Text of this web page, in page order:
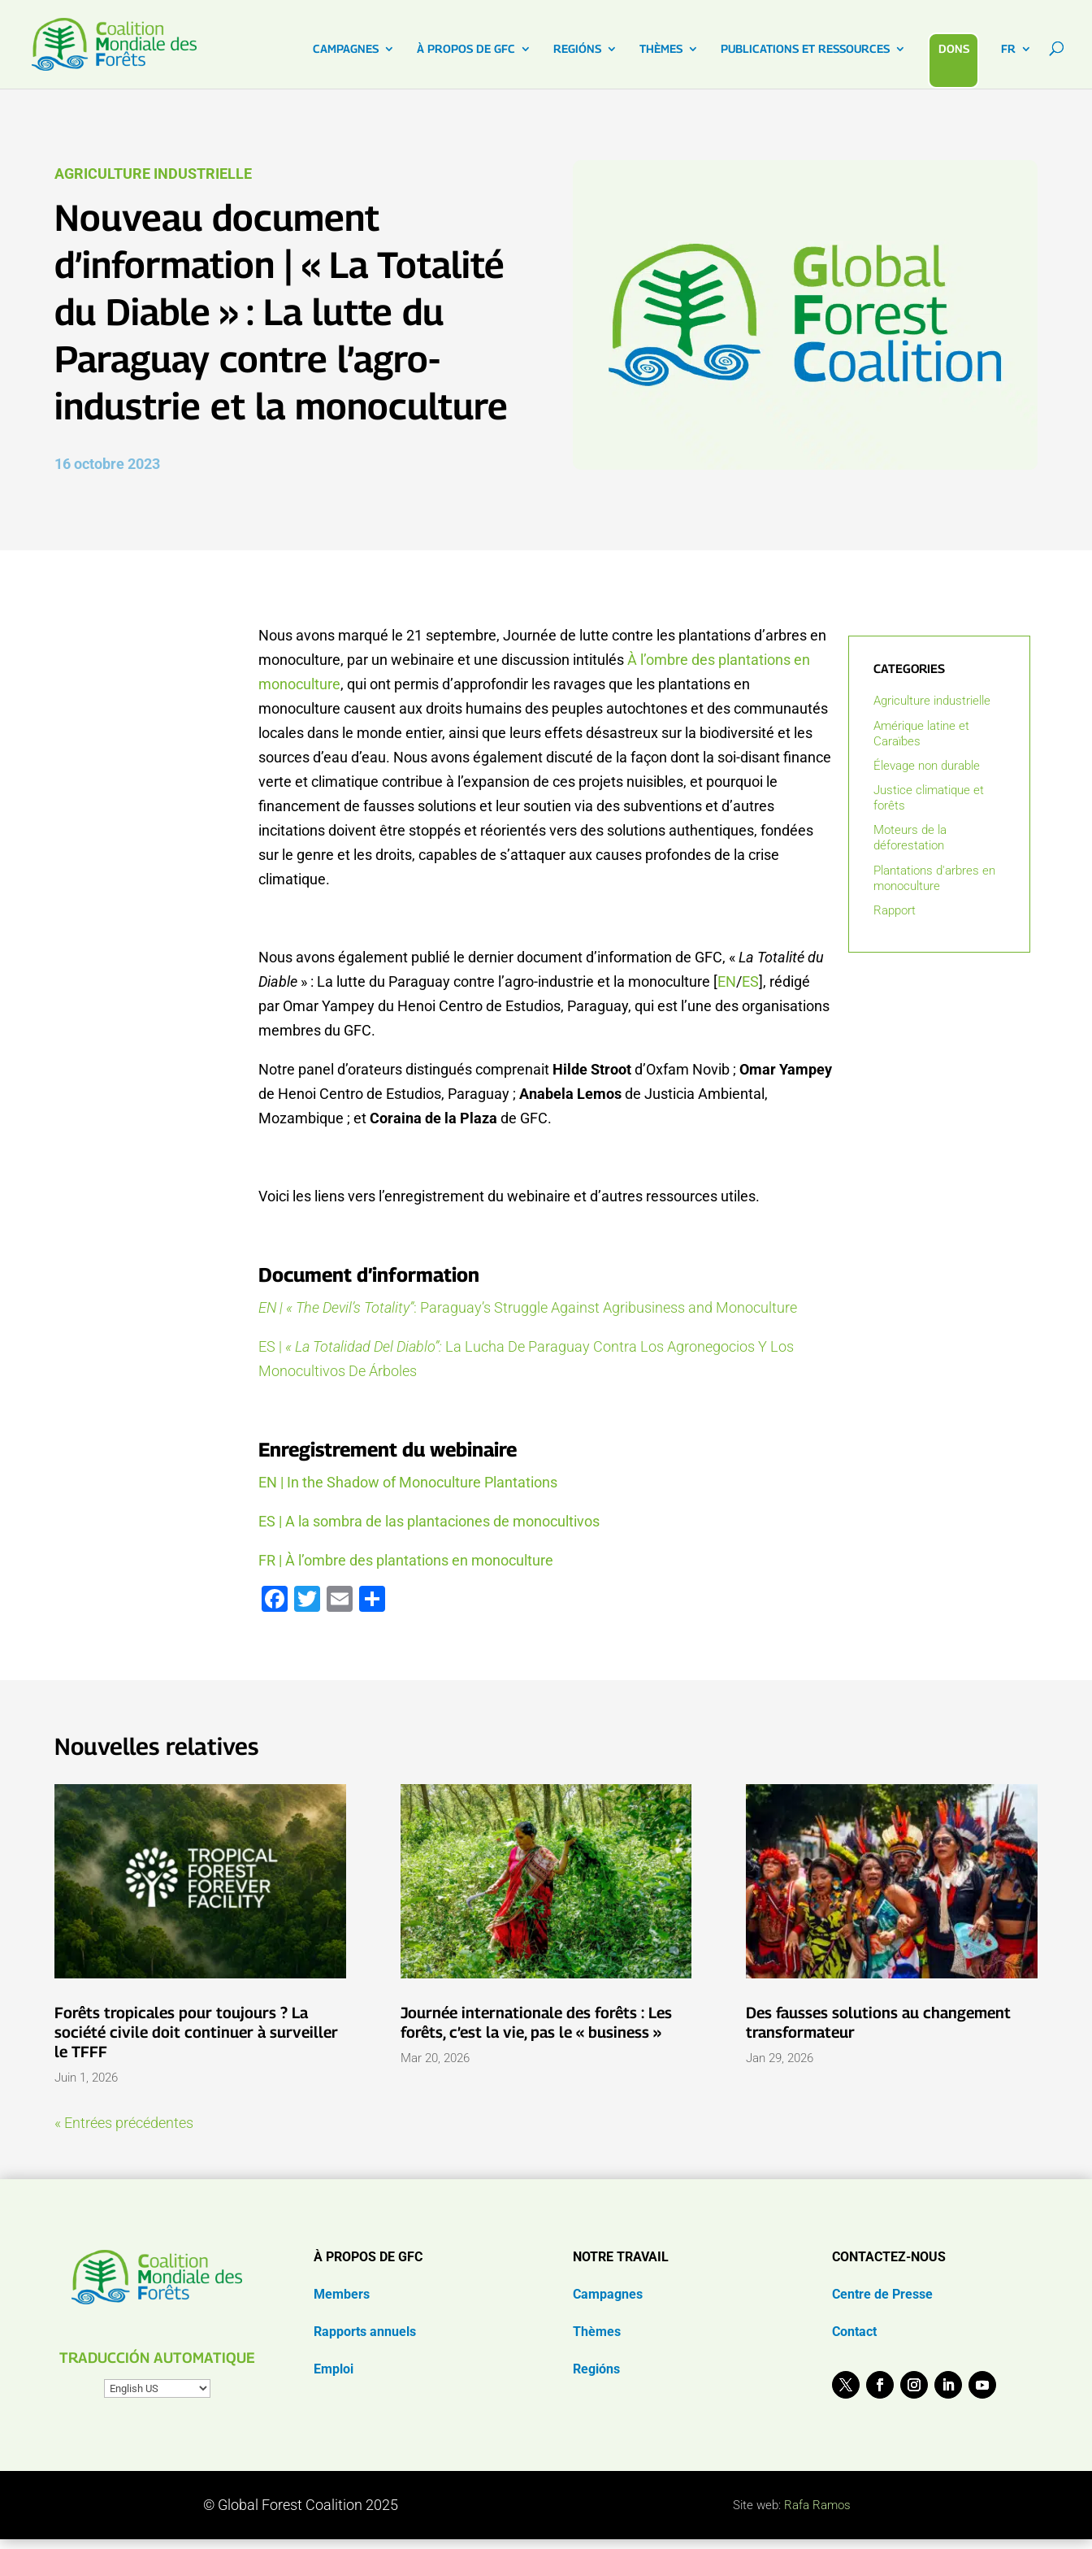
CAMPAGNES À PROPOS DE GFC REGIÓNS THÈMES PUBLICATIONS ET RESSOURCES DONS FR
AGRICULTURE INDUSTRIELLE
Nouveau document
d’information | « La Totalité
du Diable » : La lutte du
Paraguay contre l’agro-
industrie et la monoculture
16 octobre 2023
Nous avons marqué le 21 septembre, Journée de lutte contre les plantations d’arbres en
monoculture, par un webinaire et une discussion intitulésÀ l’ombre des plantations en
monoculture, qui ont permis d’approfondir les ravages que les plantations en
monoculture causent aux droits humains des peuples autochtones et des communautés
locales dans le monde entier, ainsi que leurs effets désastreux sur la biodiversité et les
sources d’eau d’eau. Nous avons également discuté de la façon dont la soi-disant finance
verte et climatique contribue à l’expansion de ces projets nuisibles, et pourquoi le
financement de fausses solutions et leur soutien via des subventions et d’autres
incitations doivent être stoppés et réorientés vers des solutions authentiques, fondées
sur le genre et les droits, capables de s’attaquer aux causes profondes de la crise
climatique.
Nous avons également publié le dernier document d’information de GFC, «La Totalité du
Diable » : La lutte du Paraguay contre l’agro-industrie et la monoculture [EN/ES], rédigé
par Omar Yampey du Henoi Centro de Estudios, Paraguay, qui est l’une des organisations
membres du GFC.
Notre panel d’orateurs distingués comprenait Hilde Strootd’Oxfam Novib ;Omar Yampey
de Henoi Centro de Estudios, Paraguay ;Anabela Lemosde Justicia Ambiental,
Mozambique ; etCoraina de la Plaza de GFC.
Voici les liens vers l’enregistrement du webinaire et d’autres ressources utiles.
Document d’information
EN | « The Devil’s Totality”: Paraguay’s Struggle Against Agribusiness and Monoculture
ES | « La Totalidad Del Diablo”: La Lucha De Paraguay Contra Los Agronegocios Y Los
Monocultivos De Árboles
Enregistrement du webinaire
EN | In the Shadow of Monoculture Plantations
ES | A la sombra de las plantaciones de monocultivos
FR | À l’ombre des plantations en monoculture
Facebook
Twitter
Email
CATEGORIES
Agriculture industrielle
Amérique latine et
Caraïbes
Élevage non durable
Justice climatique et
forêts
Moteurs de la
déforestation
Plantations d'arbres en
monoculture
Rapport
Nouvelles relatives
Forêts tropicales pour toujours ? La
société civile doit continuer à surveiller
le TFFF
Juin 1, 2026
Journée internationale des forêts : Les
forêts, c’est la vie, pas le « business »
Mar 20, 2026
Des fausses solutions au changement
transformateur
Jan 29, 2026
« Entrées précédentes
TRADUCCIÓN AUTOMATIQUE
À PROPOS DE GFC
Members
Rapports annuels
Emploi
NOTRE TRAVAIL
Campagnes
Thèmes
Regións
CONTACTEZ-NOUS
Centre de Presse
Contact
© Global Forest Coalition 2025 Site web: Rafa Ramos